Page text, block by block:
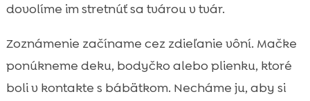
dovolíme im stretnúť sa tvárou v tvár.
Zoznámenie začíname cez zdieľanie vôní. Mačke
ponúkneme deku, bodyčko alebo plienku, ktoré
boli v kontakte s bábätkom. Necháme ju, aby si